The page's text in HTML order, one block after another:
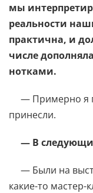
мы
реальности
практична, и
числе
нотками.
— Примерно я
принесли.
— В
— Были на
какие-то мастер-